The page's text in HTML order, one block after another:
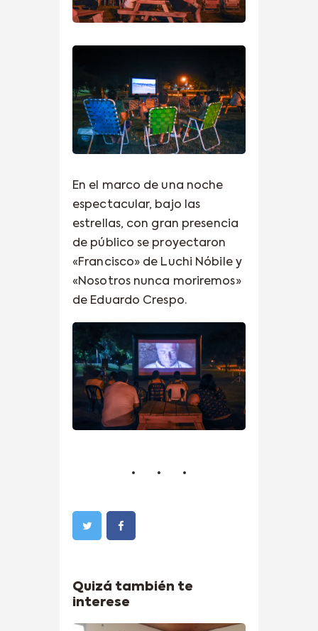
En el marco de una noche
espectacular, bajo las
estrellas, con gran presencia
de público se proyectaron
«Francisco» de Luchi Nóbile y
«Nosotros nunca moriremos»
de Eduardo Crespo.
Quizá también te
interese